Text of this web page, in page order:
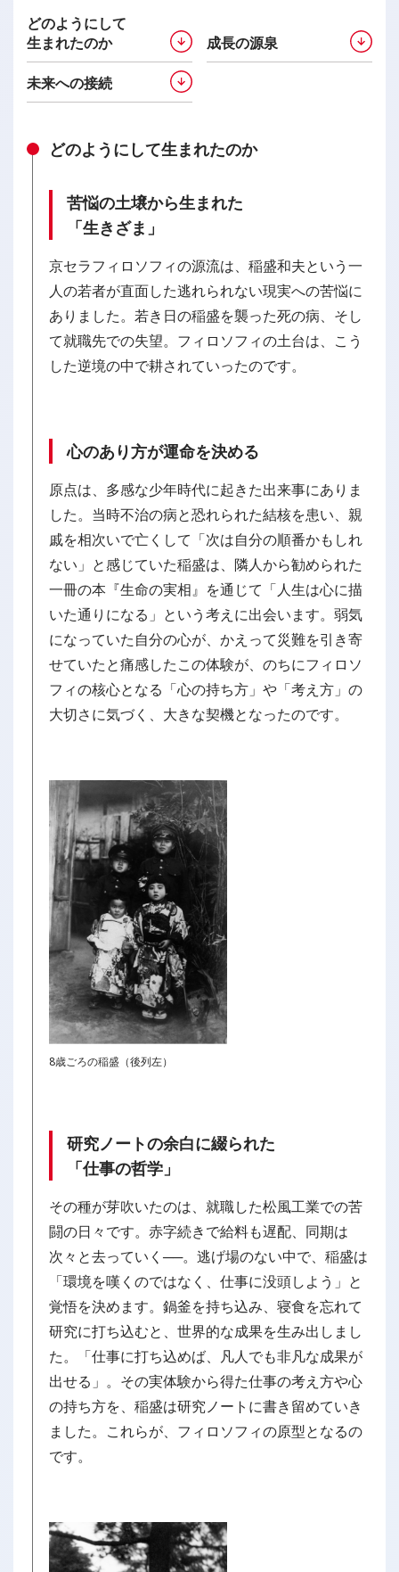
どのようにして
生まれたのか
成長の源泉
未来への接続
どのようにして生まれたのか
苦悩の土壌から生まれた
「生きざま」
京セラフィロソフィの源流は、稲盛和夫という一
人の若者が直面した逃れられない現実への苦悩に
ありました。若き日の稲盛を襲った死の病、そし
て就職先での失望。フィロソフィの土台は、こう
した逆境の中で耕されていったのです。
心のあり方が運命を決める
原点は、多感な少年時代に起きた出来事にありま
した。当時不治の病と恐れられた結核を患い、親
戚を相次いで亡くして「次は自分の順番かもしれ
ない」と感じていた稲盛は、隣人から勧められた
一冊の本『生命の実相』を通じて「人生は心に描
いた通りになる」という考えに出会います。弱気
になっていた自分の心が、かえって災難を引き寄
せていたと痛感したこの体験が、のちにフィロソ
フィの核心となる「心の持ち方」や「考え方」の
大切さに気づく、大きな契機となったのです。
8歳ごろの稲盛（後列左）
研究ノートの余白に綴られた
「仕事の哲学」
その種が芽吹いたのは、就職した松風工業での苦
闘の日々です。赤字続きで給料も遅配、同期は
次々と去っていく──。逃げ場のない中で、稲盛は
「環境を嘆くのではなく、仕事に没頭しよう」と
覚悟を決めます。鍋釜を持ち込み、寝食を忘れて
研究に打ち込むと、世界的な成果を生み出しまし
た。「仕事に打ち込めば、凡人でも非凡な成果が
出せる」。その実体験から得た仕事の考え方や心
の持ち方を、稲盛は研究ノートに書き留めていき
ました。これらが、フィロソフィの原型となるの
です。